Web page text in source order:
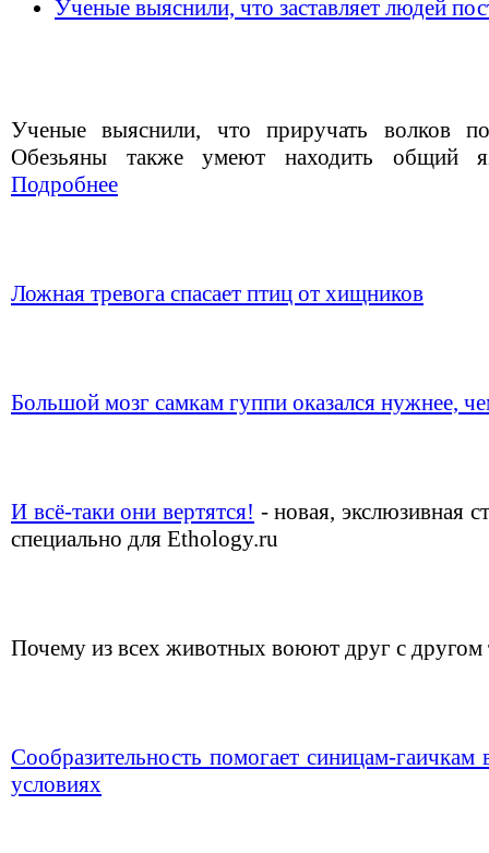
Ученые выяснили, что заставляет людей
Ученые выяснили, что приручать волков
Обезьяны также умеют находить общий
Подробнее
Ложная тревога спасает птиц от хищников
Большой мозг самкам гуппи оказался нужнее,
И всё-таки они вертятся! - новая, экслюзивная
специально для Ethology.ru
Почему из всех животных воюют друг с
Сообразительность помогает синицам-
условиях